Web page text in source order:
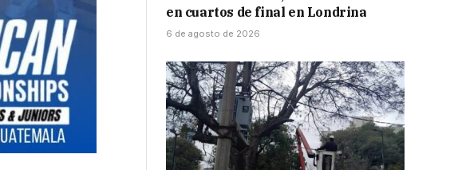
en cuartos de final en Londrina
6 de agosto de 2026